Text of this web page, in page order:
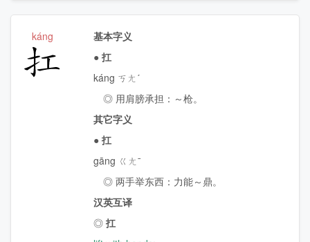
扛
káng
基本字义
● 扛
káng ㄎㄤˊ
◎ 用肩膀承担：～枪。
其它字义
● 扛
gāng ㄍㄤˉ
◎ 两手举东西：力能～鼎。
汉英互译
◎ 扛